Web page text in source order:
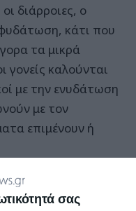
σας
διάρροιες, ο
κάτι που
τα μικρά
γονείς καλούνται
με την ενυδάτωση
με τον
επιμένουν ή
προειδοποιούν ότι
οι πρώτες ζεστές